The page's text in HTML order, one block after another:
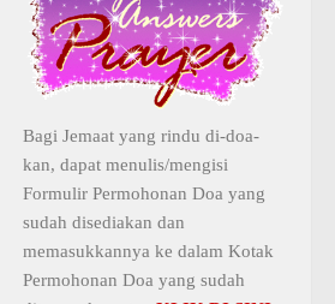
Bagi Jemaat yang rindu di-doa-
kan, dapat menulis/mengisi
Formulir Permohonan Doa yang
sudah disediakan dan
memasukkannya ke dalam Kotak
Permohonan Doa yang sudah